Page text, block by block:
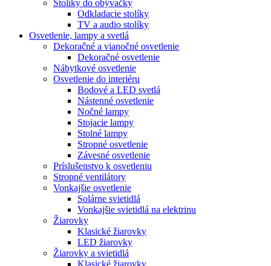
Stolíky do obývačky
Odkladacie stolíky
TV a audio stolíky
Osvetlenie, lampy a svetlá
Dekoračné a vianočné osvetlenie
Dekoračné osvetlenie
Nábytkové osvetlenie
Osvetlenie do interiéru
Bodové a LED svetlá
Nástenné osvetlenie
Nočné lampy
Stojacie lampy
Stolné lampy
Stropné osvetlenie
Závesné osvetlenie
Príslušenstvo k osvetleniu
Stropné ventilátory
Vonkajšie osvetlenie
Solárne svietidlá
Vonkajšie svietidlá na elektrinu
Žiarovky
Klasické žiarovky
LED žiarovky
Žiarovky a svietidlá
Klasické žiarovky